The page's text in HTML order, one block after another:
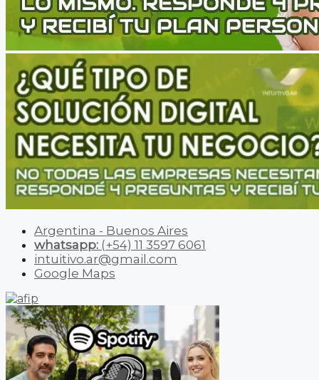
Argentina - Buenos Aires
whatsapp: (+54) 11 3597 6061
intuitivo.ar@gmail.com
Google Maps